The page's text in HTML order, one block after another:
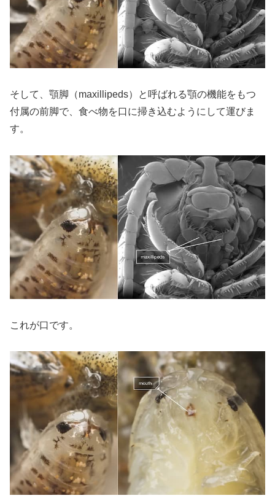
そして、顎脚（maxillipeds）と呼ばれる顎の機能をもつ
付属の前脚で、食べ物を口に掃き込むようにして運びま
す。
これが口です。